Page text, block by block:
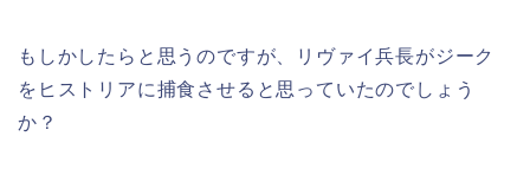
もしかしたらと思うのですが、リヴァイ兵長がジーク
をヒストリアに捕食させると思っていたのでしょう
か？